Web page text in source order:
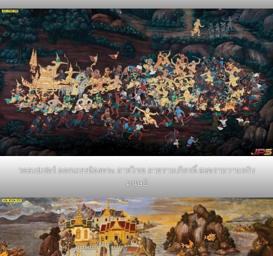
วอลเปเปอร์ ออกแบบห้องพระ ลายไทย ลายรามเกียรติ์ สงครามวานรกับ
มนุษย์